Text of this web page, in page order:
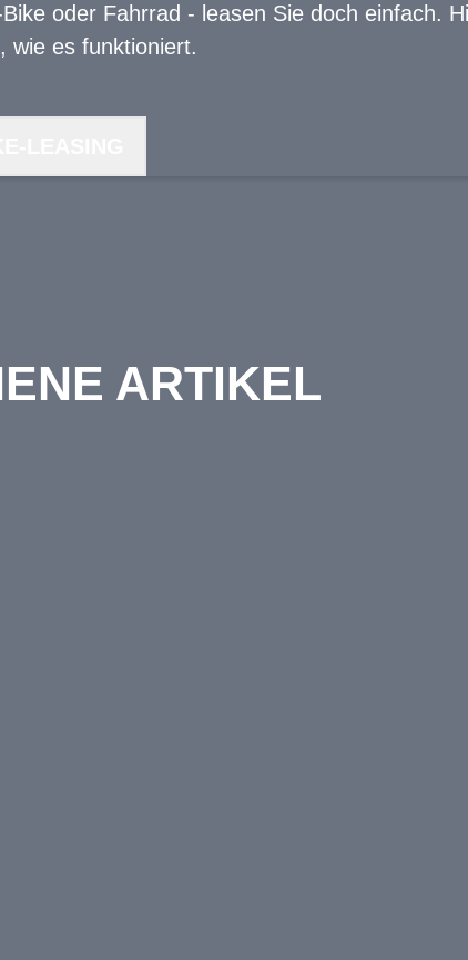
oder Fahrrad - leasen Sie doch einfach.
wie es funktioniert.
ARTIKEL